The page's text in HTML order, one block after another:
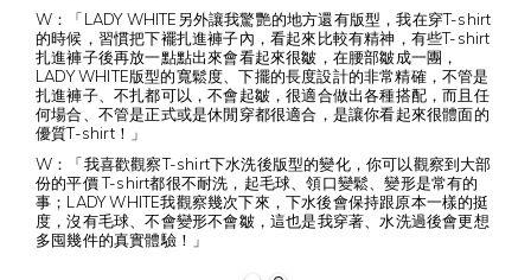
W：「LADY WHITE另外讓我驚艷的地方還有版型，我在穿T-shirt
的時候，習慣把下襬扎進褲子內，看起來比較有精神，有些T-shirt
扎進褲子後再放一點點出來會看起來很皺，在腰部皺成一團，
LADY WHITE版型的寬鬆度、下擺的長度設計的非常精確，不管是
扎進褲子、不扎都可以，不會起皺，很適合做出各種搭配，而且任
何場合、不管是正式或是休閒穿都很適合，是讓你看起來很體面的
優質T-shirt！」
W：「我喜歡觀察T-shirt下水洗後版型的變化，你可以觀察到大部
份的平價 T-shirt都很不耐洗，起毛球、領口變鬆、變形是常有的
事；LADY WHITE我觀察幾次下來，下水後會保持跟原本一樣的挺
度，沒有毛球、不會變形不會皺，這也是我穿著、水洗過後會更想
多囤幾件的真實體驗！」